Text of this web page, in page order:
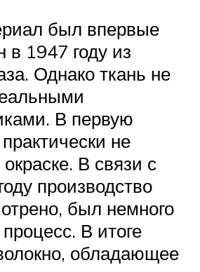
был впервые
в 1947 году из
Однако ткань не
В первую
не
В связи с
производство
был немного
В итоге
обладающее